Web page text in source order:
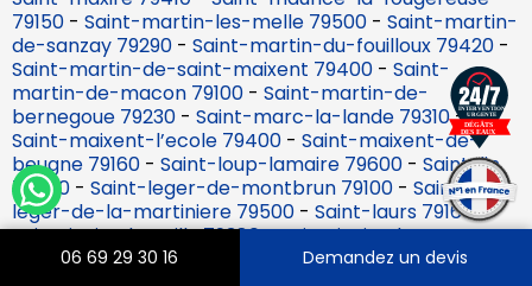
06 69 29 30 16 Demandez un devis
79150 - Saint-martin-les-melle 79500 - Saint-martin-
de-sanzay 79290 - Saint-martin-du-fouilloux 79420 -
Saint-martin-de-saint-maixent 79400 - Saint-
martin-de-macon 79100 - Saint-martin-de-
bernegoue 79230 - Saint-marc-la-lande 79310-
Saint-maixent-l’ecole 79400 - Saint-maixent-de-
beugne 79160 - Saint-loup-lamaire 79600 - Saint-lin
79420 - Saint-leger-de-montbrun 79100 - Saint-
leger-de-la-martiniere 79500 - Saint-laurs 79160-
Saint-jouin-de-milly 79380-Saint-jouin-de-marnes
79600-Saint-jean-de-thouars 79100-Saint-jacques-